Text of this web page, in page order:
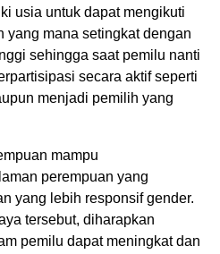
usia untuk dapat mengikuti
yang mana setingkat dengan
sehingga saat pemilu nanti
secara aktif seperti
menjadi pemilih yang
mampu
perempuan yang
yang lebih responsif gender.
tersebut, diharapkan
pemilu dapat meningkat dan